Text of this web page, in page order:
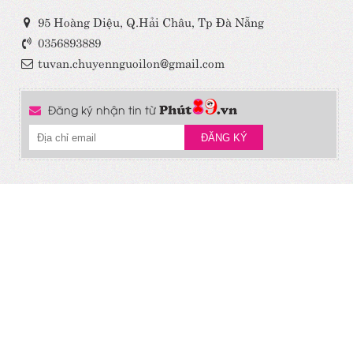
95 Hoàng Diệu, Q.Hải Châu, Tp Đà Nẵng
0356893889
tuvan.chuyennguoilon@gmail.com
Đăng ký nhận tin từ